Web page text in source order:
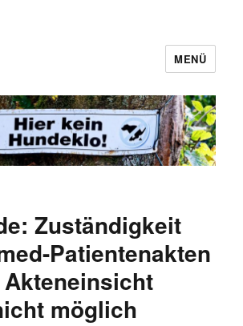
MENÜ
Zuständigkeit
Patientenakten
möglich